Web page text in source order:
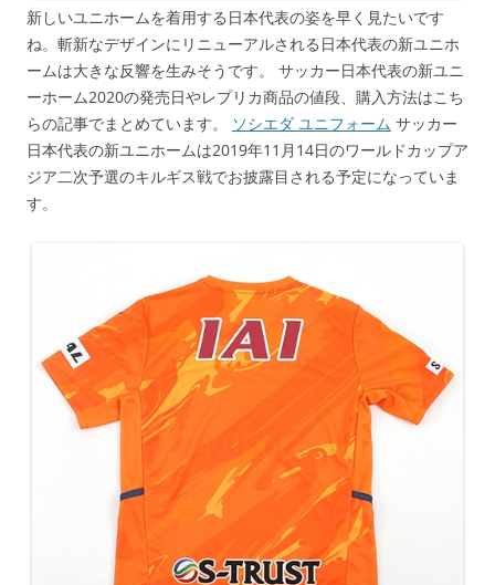
新しいユニホームを着用する日本代表の姿を早く見たいです
ね。斬新なデザインにリニューアルされる日本代表の新ユニホ
ームは大きな反響を生みそうです。 サッカー日本代表の新ユニ
ーホーム2020の発売日やレプリカ商品の値段、購入方法はこち
らの記事でまとめています。
ソシエダ ユニフォーム サッカー
日本代表の新ユニホームは2019年11月14日のワールドカップア
ジア二次予選のキルギス戦でお披露目される予定になっていま
す。